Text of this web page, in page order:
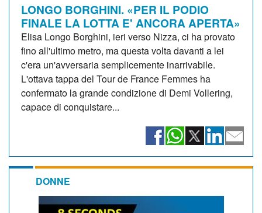
LONGO BORGHINI. «PER IL PODIO
FINALE LA LOTTA E' ANCORA APERTA»
Elisa Longo Borghini, ieri verso Nizza, ci ha provato
fino all'ultimo metro, ma questa volta davanti a lei
c'era un'avversaria semplicemente inarrivabile.
L'ottava tappa del Tour de France Femmes ha
confermato la grande condizione di Demi Vollering,
capace di conquistare...
DONNE